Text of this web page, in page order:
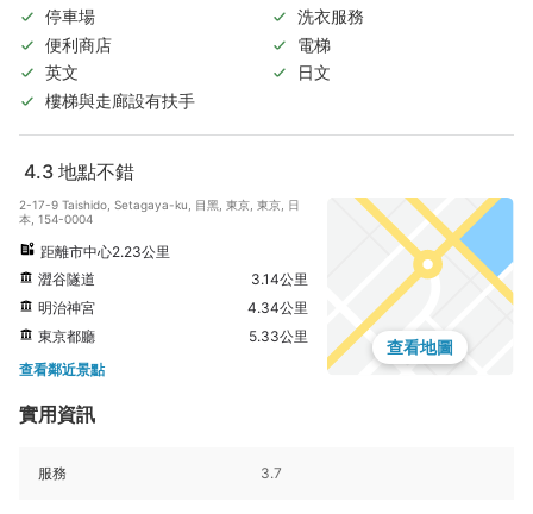
停車場
洗衣服務
便利商店
電梯
英文
日文
樓梯與走廊設有扶手
4.3 地點不錯
2-17-9 Taishido, Setagaya-ku, 目黑, 東京, 東京, 日
本, 154-0004
距離市中心2.23公里
澀谷隧道
3.14公里
明治神宮
4.34公里
東京都廳
5.33公里
查看鄰近景點
查看地圖
實用資訊
服務 3.7